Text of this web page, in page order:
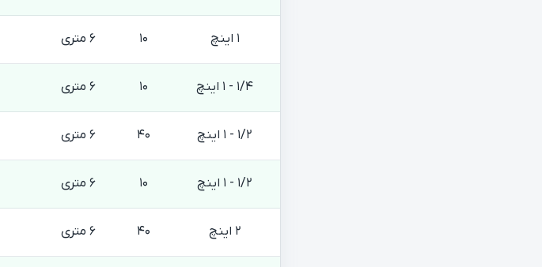
1 اینچ 10 6 متری
1/4 - 1 اینچ 10 6 متری
1/2 - 1 اینچ 40 6 متری
1/2 - 1 اینچ 10 6 متری
2 اینچ 40 6 متری